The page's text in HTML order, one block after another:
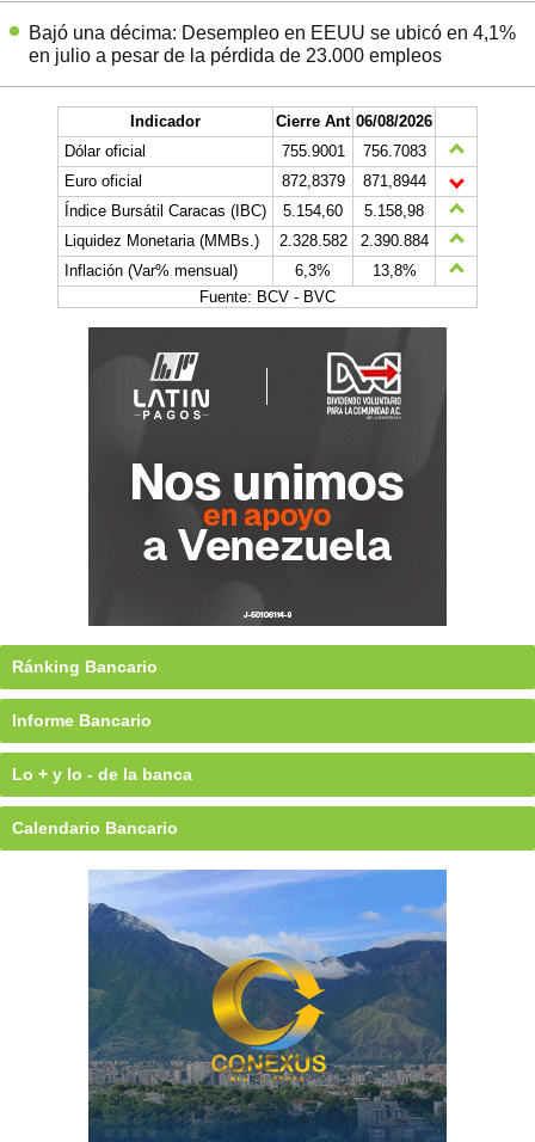
Bajó una décima: Desempleo en EEUU se ubicó en 4,1%
en julio a pesar de la pérdida de 23.000 empleos
Indicador Cierre Ant 06/08/2026
Dólar oficial
755.9001
756.7083
Euro oficial
872,8379
871,8944
Índice Bursátil Caracas (IBC)
5.154,60
5.158,98
Liquidez Monetaria (MMBs.)
2.328.582
2.390.884
Inflación (Var% mensual)
6,3%
13,8%
Fuente: BCV - BVC
Ránking Bancario
Informe Bancario
Lo + y lo - de la banca
Calendario Bancario